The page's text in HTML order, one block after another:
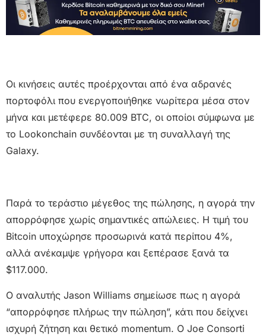
Οι κινήσεις αυτές προέρχονται από ένα αδρανές
πορτοφόλι που ενεργοποιήθηκε νωρίτερα μέσα στον
μήνα και μετέφερε 80.009 BTC, οι οποίοι σύμφωνα με
το Lookonchain συνδέονται με τη συναλλαγή της
Galaxy.
Παρά το τεράστιο μέγεθος της πώλησης, η αγορά την
απορρόφησε χωρίς σημαντικές απώλειες. Η τιμή του
Bitcoin υποχώρησε προσωρινά κατά περίπου 4%,
αλλά ανέκαμψε γρήγορα και ξεπέρασε ξανά τα
$117.000.
Ο αναλυτής Jason Williams σημείωσε πως η αγορά
“απορρόφησε πλήρως την πώληση”, κάτι που δείχνει
ισχυρή ζήτηση και θετικό momentum. Ο Joe Consorti